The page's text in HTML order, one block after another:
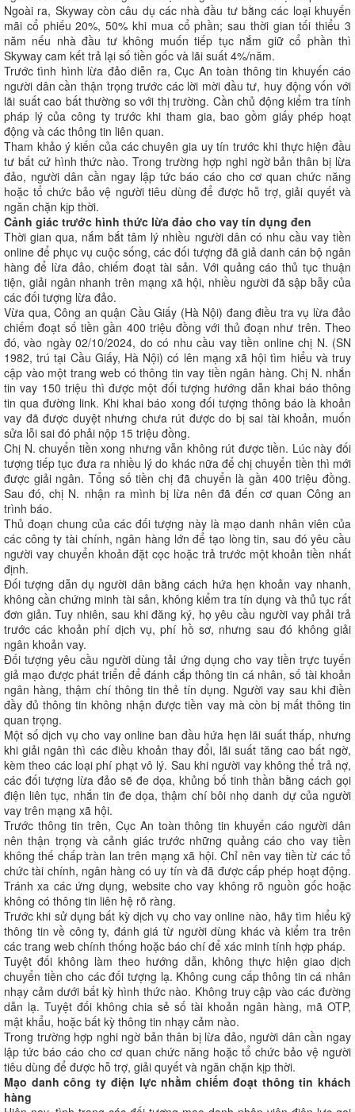
Ngoài ra, Skyway còn câu dụ các nhà đầu tư bằng các loại khuyến
mãi cổ phiếu 20%, 50% khi mua cổ phần; sau thời gian tối thiểu 3
năm nếu nhà đầu tư không muốn tiếp tục nắm giữ cổ phần thì
Skyway cam kết trả lại số tiền gốc và lãi suất 4%/năm.
Trước tình hình lừa đảo diễn ra, Cục An toàn thông tin khuyến cáo
người dân cần thận trọng trước các lời mời đầu tư, huy động vốn với
lãi suất cao bất thường so với thị trường. Cần chủ động kiểm tra tính
pháp lý của công ty trước khi tham gia, bao gồm giấy phép hoạt
động và các thông tin liên quan.
Tham khảo ý kiến của các chuyên gia uy tín trước khi thực hiện đầu
tư bất cứ hình thức nào. Trong trường hợp nghi ngờ bản thân bị lừa
đảo, người dân cần ngay lập tức báo cáo cho cơ quan chức năng
hoặc tổ chức bảo vệ người tiêu dùng để được hỗ trợ, giải quyết và
ngăn chặn kịp thời.
Cảnh giác trước hình thức lừa đảo cho vay tín dụng đen
Thời gian qua, nắm bắt tâm lý nhiều người dân có nhu cầu vay tiền
online để phục vụ cuộc sống, các đối tượng đã giả danh cán bộ ngân
hàng để lừa đảo, chiếm đoạt tài sản. Với quảng cáo thủ tục thuận
tiện, giải ngân nhanh trên mạng xã hội, nhiều người đã sập bẫy của
các đối tượng lừa đảo.
Vừa qua, Công an quận Cầu Giấy (Hà Nội) đang điều tra vụ lừa đảo
chiếm đoạt số tiền gần 400 triệu đồng với thủ đoạn như trên. Theo
đó, vào ngày 02/10/2024, do có nhu cầu vay tiền online chị N. (SN
1982, trú tại Cầu Giấy, Hà Nội) có lên mạng xã hội tìm hiểu và truy
cập vào một trang web có thông tin vay tiền ngân hàng. Chị N. nhắn
tin vay 150 triệu thì được một đối tượng hướng dẫn khai báo thông
tin qua đường link. Khi khai báo xong đối tượng thông báo là khoản
vay đã được duyệt nhưng chưa rút được do bị sai tài khoản, muốn
sửa lỗi sai đó phải nộp 15 triệu đồng.
Chị N. chuyển tiền xong nhưng vẫn không rút được tiền. Lúc này đối
tượng tiếp tục đưa ra nhiều lý do khác nữa để chị chuyển tiền thì mới
được giải ngân. Tổng số tiền chị đã chuyển là gần 400 triệu đồng.
Sau đó, chị N. nhận ra mình bị lừa nên đã đến cơ quan Công an
trình báo.
Thủ đoạn chung của các đối tượng này là mạo danh nhân viên của
các công ty tài chính, ngân hàng lớn để tạo lòng tin, sau đó yêu cầu
người vay chuyển khoản đặt cọc hoặc trả trước một khoản tiền nhất
định.
Đối tượng dẫn dụ người dân bằng cách hứa hẹn khoản vay nhanh,
không cần chứng minh tài sản, không kiểm tra tín dụng và thủ tục rất
đơn giản. Tuy nhiên, sau khi đăng ký, họ yêu cầu người vay phải trả
trước các khoản phí dịch vụ, phí hồ sơ, nhưng sau đó không giải
ngân khoản vay.
Đối tượng yêu cầu người dùng tải ứng dụng cho vay tiền trực tuyến
giả mạo được phát triển để đánh cắp thông tin cá nhân, số tài khoản
ngân hàng, thậm chí thông tin thẻ tín dụng. Người vay sau khi điền
đầy đủ thông tin không nhận được tiền vay mà còn bị mất thông tin
quan trọng.
Một số dịch vụ cho vay online ban đầu hứa hẹn lãi suất thấp, nhưng
khi giải ngân thì các điều khoản thay đổi, lãi suất tăng cao bất ngờ,
kèm theo các loại phí phạt vô lý. Sau khi người vay không thể trả nợ,
các đối tượng lừa đảo sẽ đe dọa, khủng bố tinh thần bằng cách gọi
điện liên tục, nhắn tin đe dọa, thậm chí bôi nhọ danh dự của người
vay trên mạng xã hội.
Trước thông tin trên, Cục An toàn thông tin khuyến cáo người dân
nên thận trọng và cảnh giác trước những quảng cáo cho vay tiền
không thế chấp tràn lan trên mạng xã hội. Chỉ nên vay tiền từ các tổ
chức tài chính, ngân hàng có uy tín và đã được cấp phép hoạt động.
Tránh xa các ứng dụng, website cho vay không rõ nguồn gốc hoặc
không có thông tin liên hệ rõ ràng.
Trước khi sử dụng bất kỳ dịch vụ cho vay online nào, hãy tìm hiểu kỹ
thông tin về công ty, đánh giá từ người dùng khác và kiểm tra trên
các trang web chính thống hoặc báo chí để xác minh tính hợp pháp.
Tuyệt đối không làm theo hướng dẫn, không thực hiện giao dịch
chuyển tiền cho các đối tượng lạ. Không cung cấp thông tin cá nhân
nhạy cảm dưới bất kỳ hình thức nào. Không truy cập vào các đường
dẫn lạ. Tuyệt đối không chia sẻ số tài khoản ngân hàng, mã OTP,
mật khẩu, hoặc bất kỳ thông tin nhạy cảm nào.
Trong trường hợp nghi ngờ bản thân bị lừa đảo, người dân cần ngay
lập tức báo cáo cho cơ quan chức năng hoặc tổ chức bảo vệ người
tiêu dùng để được hỗ trợ, giải quyết và ngăn chặn kịp thời.
Mạo danh công ty điện lực nhằm chiếm đoạt thông tin khách
hàng